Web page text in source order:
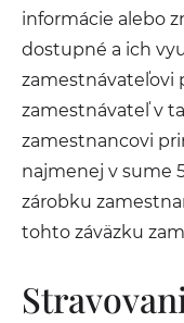
informácie alebo
dostupné a ich
zamestnávateľovi
zamestnávateľ v
zamestnancovi
najmenej v sume
zárobku
tohto záväzku